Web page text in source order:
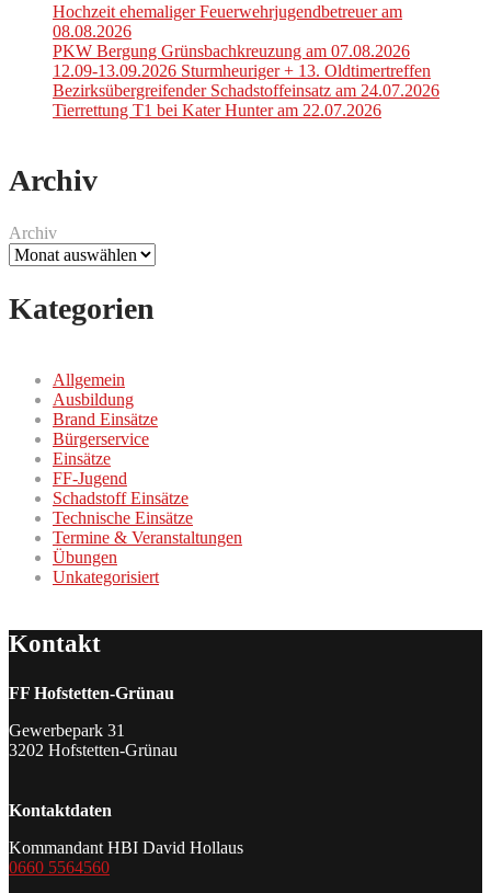
Hochzeit ehemaliger Feuerwehrjugendbetreuer am
08.08.2026
PKW Bergung Grünsbachkreuzung am 07.08.2026
12.09-13.09.2026 Sturmheuriger + 13. Oldtimertreffen
Bezirksübergreifender Schadstoffeinsatz am 24.07.2026
Tierrettung T1 bei Kater Hunter am 22.07.2026
Archiv
Archiv
Kategorien
Allgemein
Ausbildung
Brand Einsätze
Bürgerservice
Einsätze
FF-Jugend
Schadstoff Einsätze
Technische Einsätze
Termine & Veranstaltungen
Übungen
Unkategorisiert
Kontakt
FF Hofstetten-Grünau
Gewerbepark 31
3202 Hofstetten-Grünau
Kontaktdaten
Kommandant HBI David Hollaus
0660 5564560